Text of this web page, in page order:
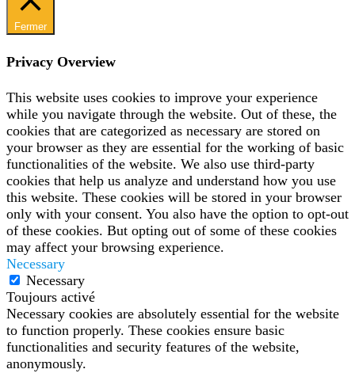
Fermer
Privacy Overview
This website uses cookies to improve your experience
while you navigate through the website. Out of these, the
cookies that are categorized as necessary are stored on
your browser as they are essential for the working of basic
functionalities of the website. We also use third-party
cookies that help us analyze and understand how you use
this website. These cookies will be stored in your browser
only with your consent. You also have the option to opt-out
of these cookies. But opting out of some of these cookies
may affect your browsing experience.
Necessary
Necessary
Toujours activé
Necessary cookies are absolutely essential for the website
to function properly. These cookies ensure basic
functionalities and security features of the website,
anonymously.